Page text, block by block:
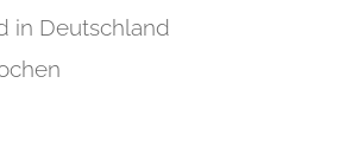
in Deutschland